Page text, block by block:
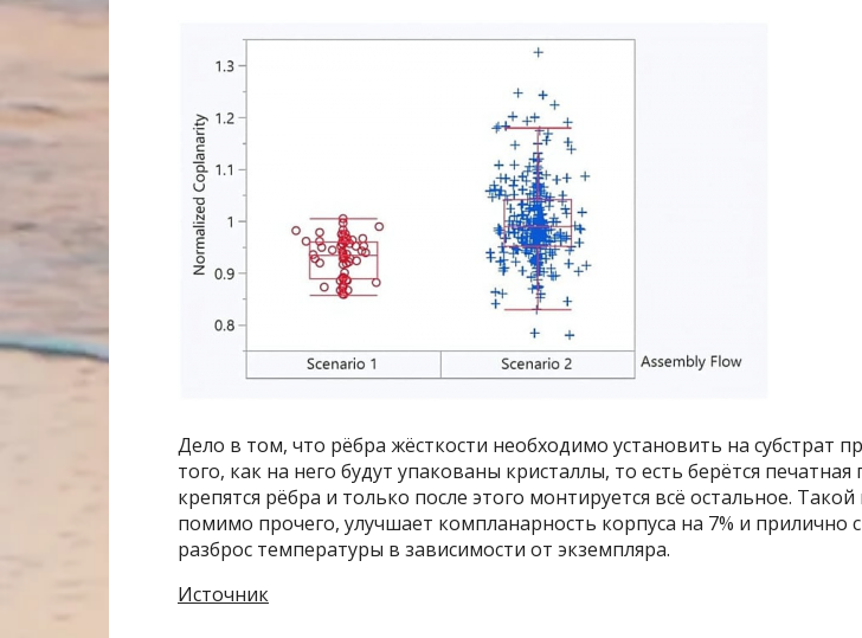
Дело в том, что рёбра жёсткости необходимо установить на субстрат
того, как на него будут упакованы кристаллы, то есть берётся печатная
крепятся рёбра и только после этого монтируется всё остальное.
помимо прочего, улучшает компланарность корпуса на 7% и прилично
разброс температуры в зависимости от экземпляра.
Источник